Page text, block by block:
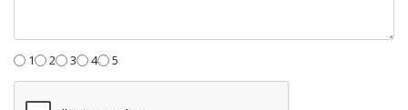
1 2 3 4 5